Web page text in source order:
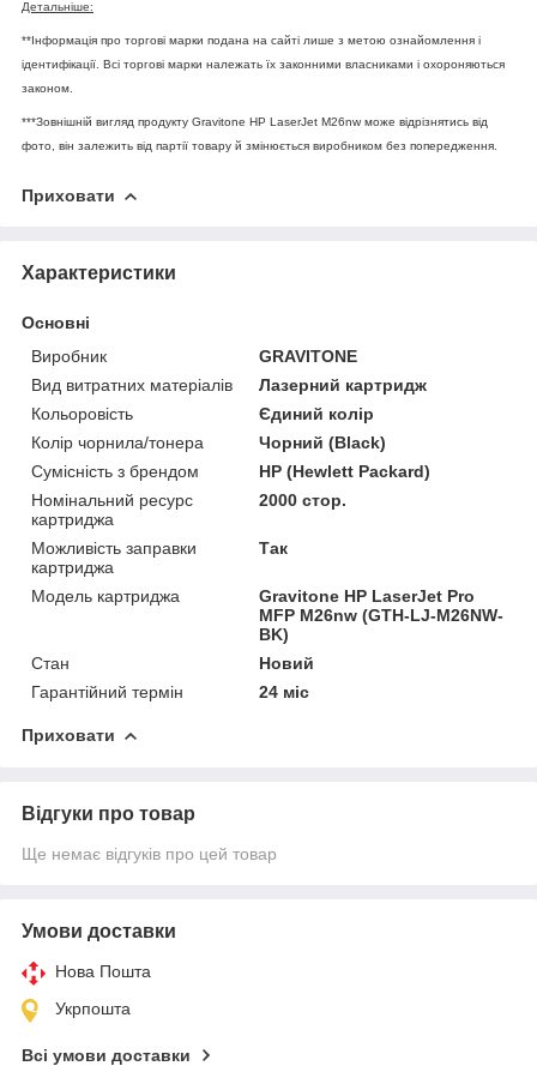
Детальніше:
**Інформація про торгові марки подана на сайті лише з метою ознайомлення і
ідентифікації. Всі торгові марки належать їх законними власниками і охороняються
законом.
***Зовнішній вигляд продукту Gravitone HP LaserJet M26nw може відрізнятись від
фото, він залежить від партії товару й змінюється виробником без попередження.
Приховати
Характеристики
Основні
Виробник
GRAVITONE
Вид витратних матеріалів
Лазерний картридж
Кольоровість
Єдиний колір
Колір чорнила/тонера
Чорний (Black)
Сумісність з брендом
HP (Hewlett Packard)
Номінальний ресурс
картриджа
2000 стор.
Можливість заправки
картриджа
Так
Модель картриджа
Gravitone HP LaserJet Pro
MFP M26nw (GTH-LJ-M26NW-
BK)
Стан
Новий
Гарантійний термін
24 міс
Приховати
Відгуки про товар
Ще немає відгуків про цей товар
Умови доставки
Нова Пошта
Укрпошта
Всі умови доставки